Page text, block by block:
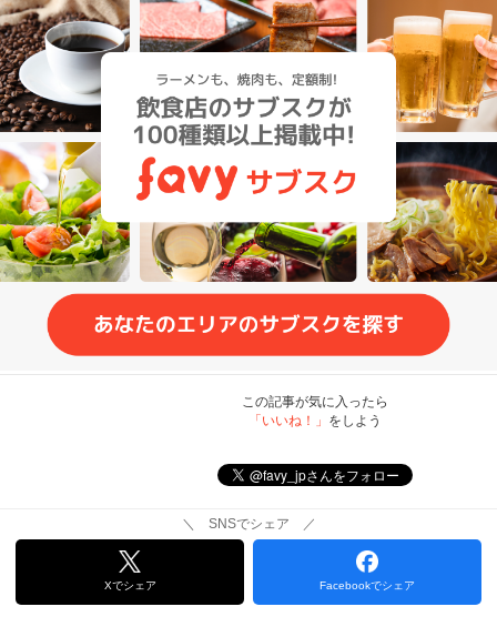
この記事が気に入ったら
「いいね！」 をしよう
＼ SNSでシェア ／
Xでシェア Facebookでシェア